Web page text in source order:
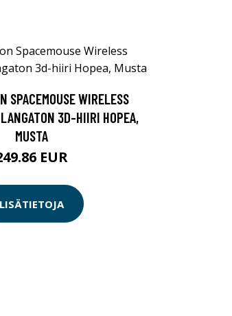
SPACEMOUSE WIRELESS
3D-HIIRI HOPEA,
MUSTA
EUR
LISÄTIETOJA